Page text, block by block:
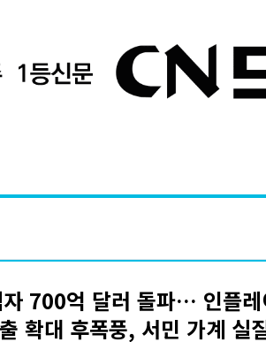
700억 달러 돌파… 인플레
확대 후폭풍, 서민 가계 실